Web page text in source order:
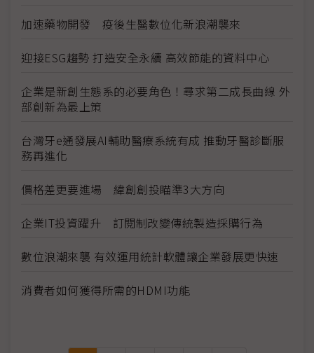
加速藥物開發 疫後生醫數位化新浪潮襲來
迎接ESG趨勢 打造安全永續 高效節能的資料中心
企業是新創生態系的必要角色！尋求第二成長曲線 外
部創新為最上策
台灣牙e通發展AI輔助醫療系統有成 推動牙醫診斷服
務再進化
價格差更要進場 緯創創投瞄準3大方向
企業IT投資躍升 訂閱制改變傳統製造採購行為
數位浪潮來襲 有效運用統計軟體讓企業發展更快速
消費者如何獲得所需的HDMI功能